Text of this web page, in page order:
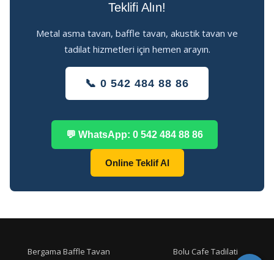
Teklifi Alın!
Metal asma tavan, baffle tavan, akustik tavan ve
tadilat hizmetleri için hemen arayın.
📞 0 542 484 88 86
💬 WhatsApp: 0 542 484 88 86
Online Teklif Al
Bergama Baffle Tavan Bolu Cafe Tadilati